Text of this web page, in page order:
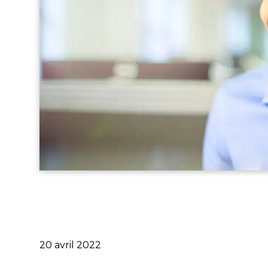
Publié
20 avril 2022